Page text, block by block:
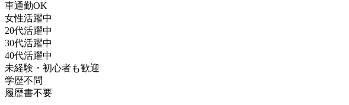
車通勤OK
女性活躍中
20代活躍中
30代活躍中
40代活躍中
未経験・初心者も歓迎
学歴不問
履歴書不要